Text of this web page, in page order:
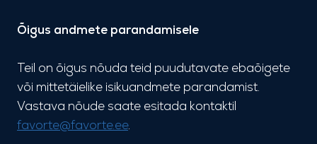
Õigus andmete parandamisele
Teil on õigus nõuda teid puudutavate ebaõigete
või mittetäielike isikuandmete parandamist.
Vastava nõude saate esitada kontaktil
favorte@favorte.ee.